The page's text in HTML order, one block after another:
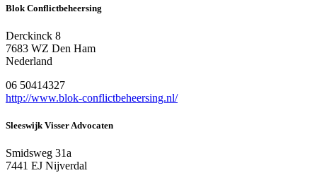
Blok Conflictbeheersing
Derckinck 8
7683 WZ Den Ham
Nederland
06 50414327
http://www.blok-conflictbeheersing.nl/
Sleeswijk Visser Advocaten
Smidsweg 31a
7441 EJ Nijverdal